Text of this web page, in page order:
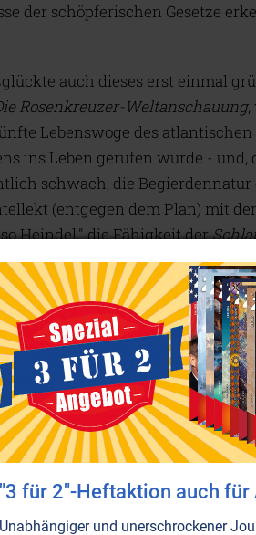
der schöpferischen Gesetze
auch dieses erst einmal
Rosenkreuzer-Weltanschauung,
Lebenswoge des
ins Leben gerufen wurde - und,
schwach, die Begierdennatur
(entgegen dem Plan) mit
Heindel," die Fähigkeit der
des mittleren Drittels der
war die atlantische
Heindel führt aus: "Durch den
ihre Begierden
auf, durch die sie ihre
unruhiges Volk waren, lernten
beherrschen und ihre Zwecke
ist als die brutale Kraft. Sie
Muskelkraft überlegen ist."
forderte ihren Tribut. Der Mensch
"3 für 2"-Heftaktion auch für
Unabhängiger und unerschrockener